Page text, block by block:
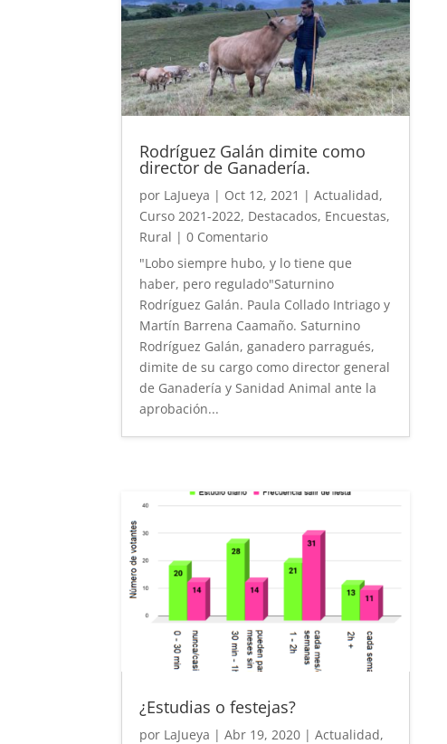
Rodríguez Galán dimite como
director de Ganadería.
por LaJueya | Oct 12, 2021 |Actualidad,
Curso 2021-2022, Destacados, Encuestas,
Rural | 0 Comentario
"Lobo siempre hubo, y lo tiene que
haber, pero regulado"Saturnino
Rodríguez Galán. Paula Collado Intriago y
Martín Barrena Caamaño. Saturnino
Rodríguez Galán, ganadero parragués,
dimite de su cargo como director general
de Ganadería y Sanidad Animal ante la
aprobación...
¿Estudias o festejas?
por LaJueya |Abr 19, 2020 |Actualidad,